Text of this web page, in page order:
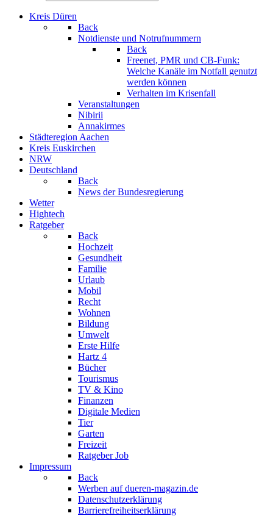
Kreis Düren
Back
Notdienste und Notrufnummern
Back
Freenet, PMR und CB-Funk:
Welche Kanäle im Notfall genutzt
werden können
Verhalten im Krisenfall
Veranstaltungen
Nibirii
Annakirmes
Städteregion Aachen
Kreis Euskirchen
NRW
Deutschland
Back
News der Bundesregierung
Wetter
Hightech
Ratgeber
Back
Hochzeit
Gesundheit
Familie
Urlaub
Mobil
Recht
Wohnen
Bildung
Umwelt
Erste Hilfe
Hartz 4
Bücher
Tourismus
TV & Kino
Finanzen
Digitale Medien
Tier
Garten
Freizeit
Ratgeber Job
Impressum
Back
Werben auf dueren-magazin.de
Datenschutzerklärung
Barrierefreiheitserklärung